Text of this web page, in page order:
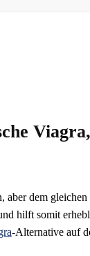
dem
hilft somit
-Alternative auf